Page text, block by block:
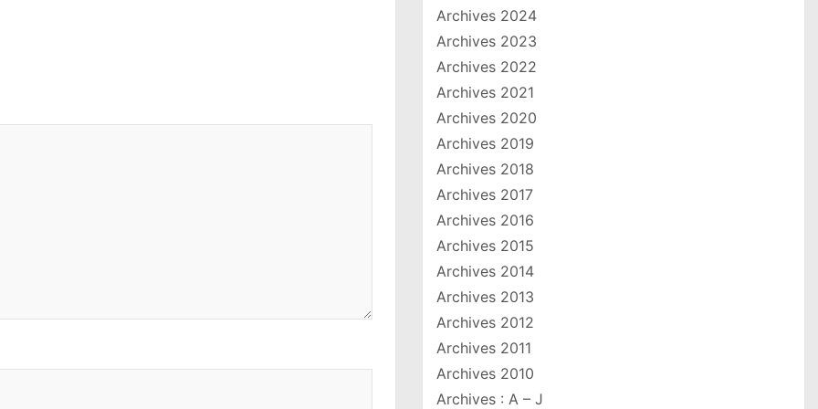
Archives 2024
Archives 2023
Archives 2022
Archives 2021
Archives 2020
Archives 2019
Archives 2018
Archives 2017
Archives 2016
Archives 2015
Archives 2014
Archives 2013
Archives 2012
Archives 2011
Archives 2010
Archives : A – J